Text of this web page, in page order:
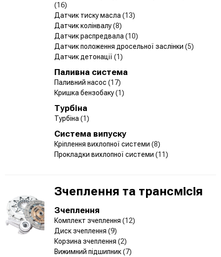
(16)
Датчик тиску масла (13)
Датчик колінвалу(8)
Датчик распредвала (10)
Датчик положення дросельної заслінки (5)
Датчик детонації (1)
Паливна система
Паливний насос (17)
Кришка бензобаку(1)
Турбіна
Турбіна (1)
Система випуску
Кріплення вихлопної системи (8)
Прокладки вихлопної системи (11)
Зчеплення та трансмісія
Зчеплення
Комплект зчеплення (12)
Диск зчеплення (9)
Корзина зчеплення (2)
Вижимний підшипник(7)